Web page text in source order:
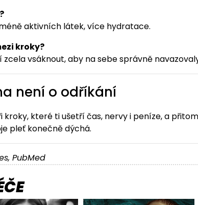
aktivních látek, více hydratace.
kroky?
vsáknout, aby na sebe správně
není o odříkání
kroky, které ti ušetří čas, nervy i peníze, a přitom
pleť konečně dýchá.
PubMed